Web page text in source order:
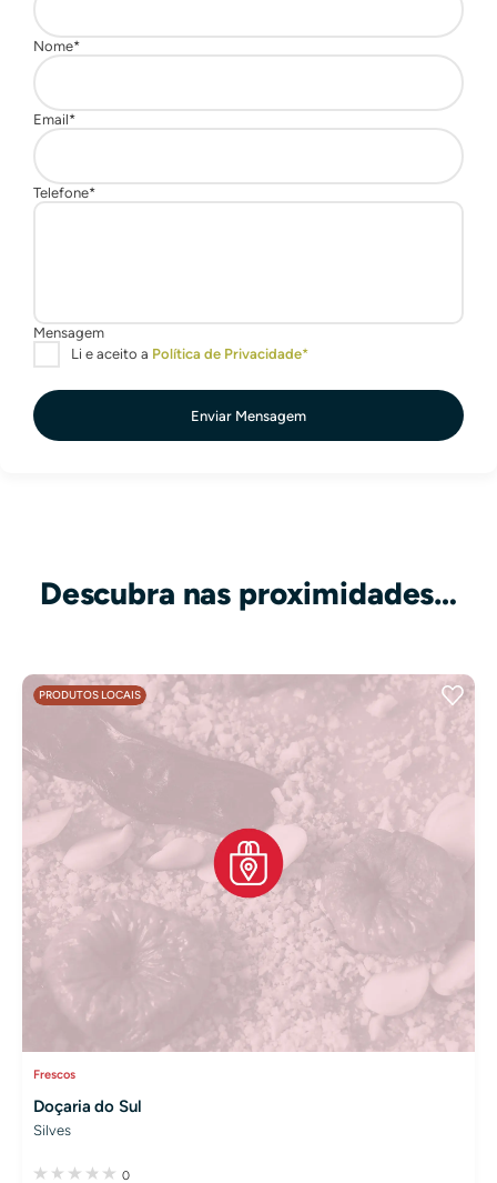
Enviar Mensagem
Descubra nas proximidades…
PRODUTOS LOCAIS
Frescos
Doçaria do Sul
Silves
0